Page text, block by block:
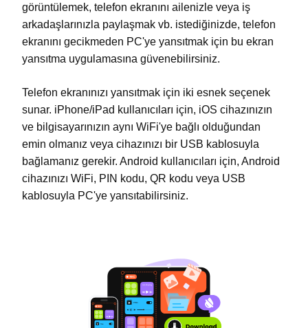
görüntülemek, telefon ekranını ailenizle veya iş
arkadaşlarınızla paylaşmak vb. istediğinizde, telefon
ekranını gecikmeden PC'ye yansıtmak için bu ekran
yansıtma uygulamasına güvenebilirsiniz.
Telefon ekranınızı yansıtmak için iki esnek seçenek
sunar. iPhone/iPad kullanıcıları için, iOS cihazınızın
ve bilgisayarınızın aynı WiFi'ye bağlı olduğundan
emin olmanız veya cihazınızı bir USB kablosuyla
bağlamanız gerekir. Android kullanıcıları için, Android
cihazınızı WiFi, PIN kodu, QR kodu veya USB
kablosuyla PC'ye yansıtabilirsiniz.